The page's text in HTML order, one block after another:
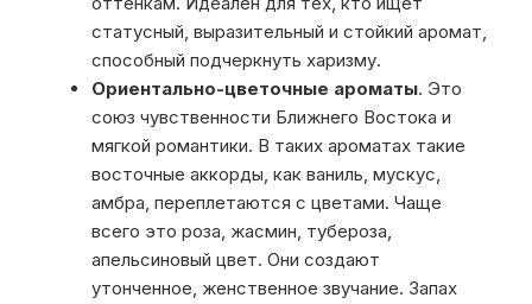
статусный, выразительный и стойкий аромат,
способный подчеркнуть харизму.
Ориентально-цветочные ароматы. Это
союз чувственности Ближнего Востока и
мягкой романтики. В таких ароматах такие
восточные аккорды, как ваниль, мускус,
амбра, переплетаются с цветами. Чаще
всего это роза, жасмин, тубероза,
апельсиновый цвет. Они создают
утонченное, женственное звучание. Запах